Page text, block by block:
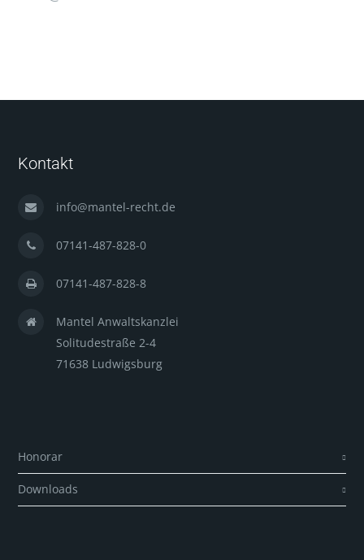
Kontakt
info@mantel-recht.de
07141-487-828-0
07141-487-828-8
Mantel Anwaltskanzlei
Solitudestraße 2-4
71638 Ludwigsburg
Honorar
Downloads